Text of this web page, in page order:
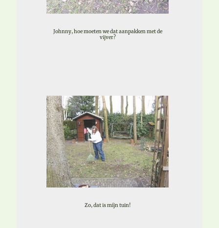
Johnny, hoe moeten we dat aanpakken met de
vijver?
Zo, dat is míjn tuin!